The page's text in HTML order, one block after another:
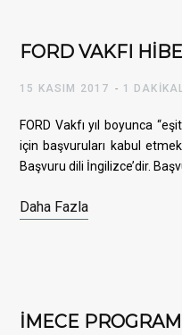
FORD VAKFI
15 KASIM 2017 1
FORD Vakfı yıl boyunca
için başvuruları kabul
Başvuru dili İngilizce’dir.
Daha Fazla
İMECE